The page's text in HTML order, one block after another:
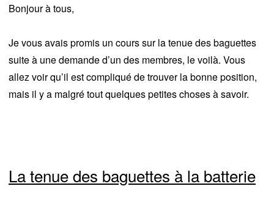
Bonjour à tous,
Je vous avais promis un cours sur la tenue des baguettes
suite à une demande d’un des membres, le voilà. Vous
allez voir qu’il est compliqué de trouver la bonne position,
mais il y a malgré tout quelques petites choses à savoir.
La tenue des baguettes à la batterie